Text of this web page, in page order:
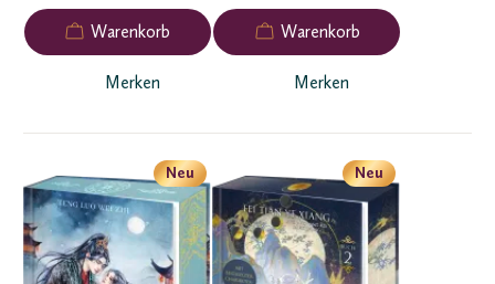
Merken Merken
Neu Neu